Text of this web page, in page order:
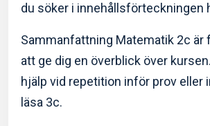
Videor som är lätta att förstå
du söker i innehållsförteckningen
Sammanfattning Matematik 2c är
att ge dig en överblick över kursen.
hjälp vid repetition inför prov eller
läsa 3c.